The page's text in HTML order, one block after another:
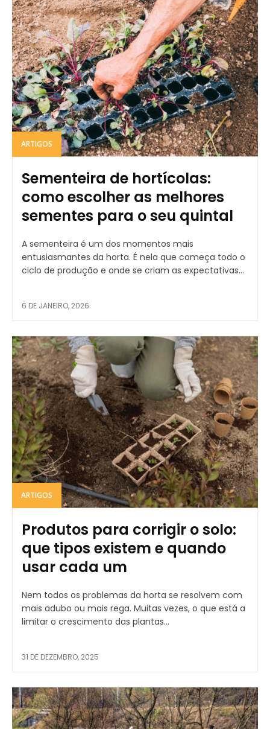
ARTIGOS
Sementeira de hortícolas:
como escolher as melhores
sementes para o seu quintal
A sementeira é um dos momentos mais
entusiasmantes da horta. É nela que começa todo o
ciclo de produção e onde se criam as expectativas...
6 DE JANEIRO, 2026
ARTIGOS
Produtos para corrigir o solo:
que tipos existem e quando
usar cada um
Nem todos os problemas da horta se resolvem com
mais adubo ou mais rega. Muitas vezes, o que está a
limitar o crescimento das plantas...
31 DE DEZEMBRO, 2025